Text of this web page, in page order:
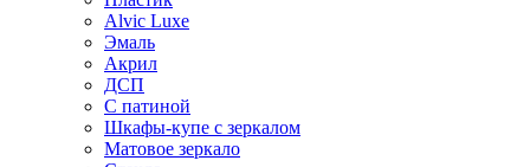
Alvic Luxe
Эмаль
Акрил
ДСП
С патиной
Шкафы-купе с зеркалом
Матовое зеркало